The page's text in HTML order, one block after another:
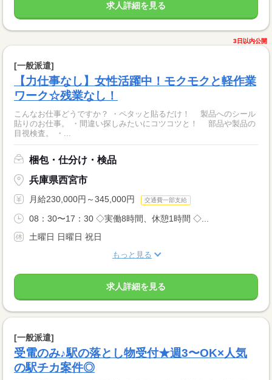
求人詳細を見る
3日以内公開
[一般派遣]
【力仕事なし】女性活躍中！モクモクと軽作業
ワーク☆残業なし！
こんなお仕事どうですか？ ・ペタッと貼るだけ！ 製品へのシール
貼りのお仕事。 ・間違い探しみたいにコツコツと！ 部品や製品の
目視検査。 ・...
梱包・仕分け・検品
兵庫県西宮市
月給230,000円～345,000円 交通費一部支給
08：30〜17：30 ◇実働8時間、休憩1時間 ◇...
土曜日 日曜日 祝日
もっと見る
求人詳細を見る
[一般派遣]
受電のみ♪駅の落とし物受付★週3〜OK×人気
の駅チカ案件◎